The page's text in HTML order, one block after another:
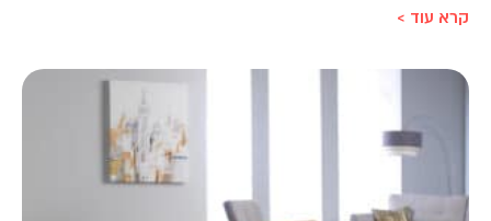
קרא עוד >